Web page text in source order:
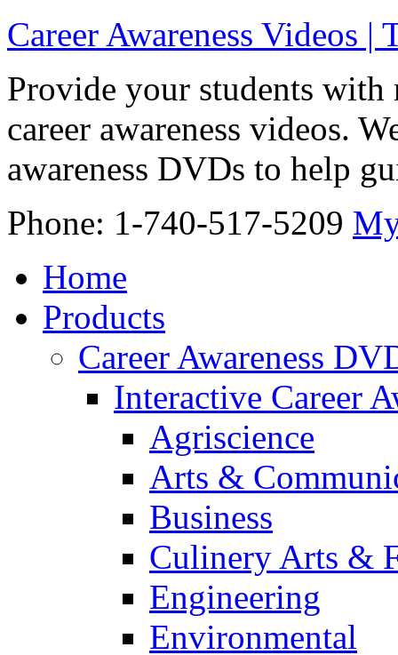
Career Awareness Videos
Provide your students
career awareness videos.
awareness DVDs to help
Phone: 1-740-517-5209
Home
Products
Career Awareness
Interactive Career
Agriscience
Arts &
Business
Culinery Arts &
Engineering
Environmental